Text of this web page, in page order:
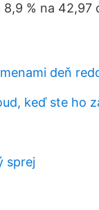
% na 42,97
deň
keď ste ho
sprej